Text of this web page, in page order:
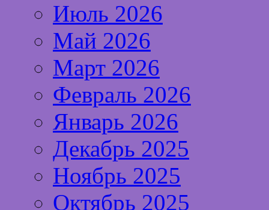
Июль 2026
Май 2026
Март 2026
Февраль 2026
Январь 2026
Декабрь 2025
Ноябрь 2025
Октябрь 2025